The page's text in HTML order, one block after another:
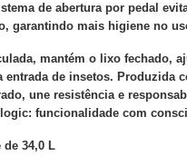
de abertura por pedal
garantindo mais higiene no
mantém o lixo fechado,
entrada de insetos. Produzida
une resistência e
funcionalidade com
de 34,0 L